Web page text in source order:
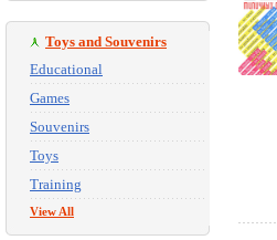
Toys and Souvenirs
Educational
Games
Souvenirs
Toys
Training
View All